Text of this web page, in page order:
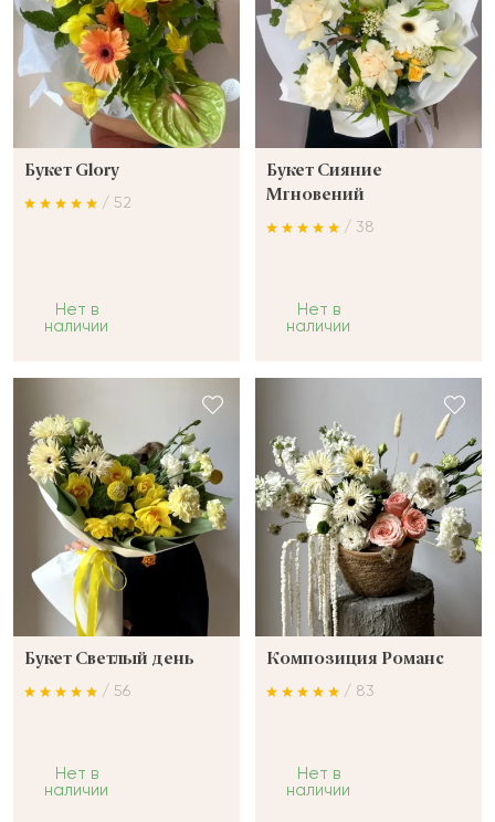
Букет Glory
/ 52
Нет в
наличии
Букет Сияние
Мгновений
/ 38
Нет в
наличии
Букет Светлый день
/ 56
Нет в
наличии
Композиция Романс
/ 83
Нет в
наличии